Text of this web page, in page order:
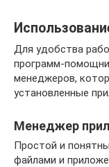
Для удобства
программ-
менеджеров,
установленные
Менеджер
Простой и
файлами и